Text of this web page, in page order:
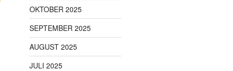
OKTOBER 2025
SEPTEMBER 2025
AUGUST 2025
JULI 2025